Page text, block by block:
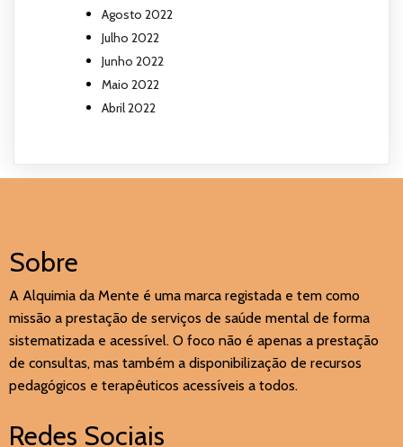
Agosto 2022
Julho 2022
Junho 2022
Maio 2022
Abril 2022
Sobre
A Alquimia da Mente é uma marca registada e tem como
missão a prestação de serviços de saúde mental de forma
sistematizada e acessível. O foco não é apenas a prestação
de consultas, mas também a disponibilização de recursos
pedagógicos e terapêuticos acessíveis a todos.
Redes Sociais